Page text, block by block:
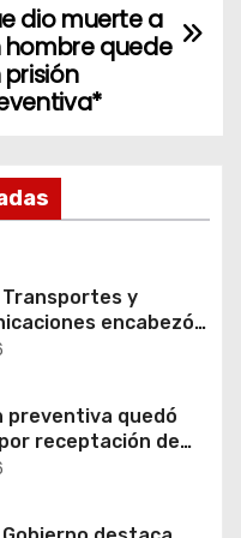
dio muerte a
hombre quede
prisión
y
encabezó
de coordinación
de cables en
preventiva quedó
receptación de
en $1.600